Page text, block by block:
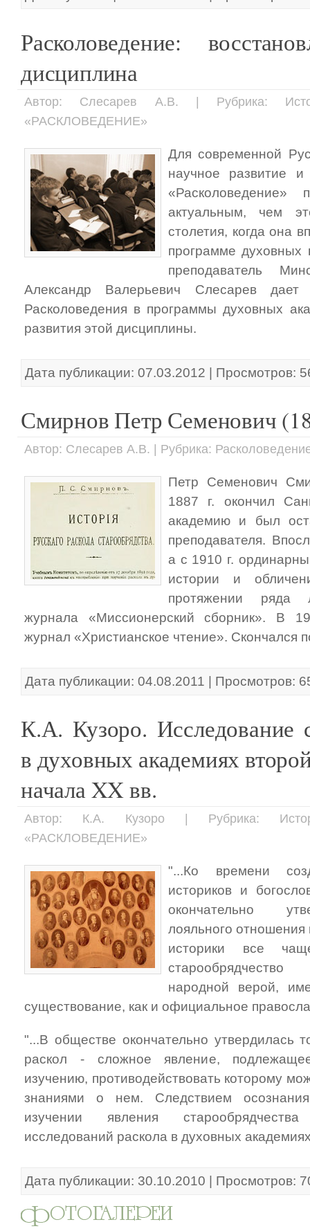
Расколоведение:
дисциплина
Автор: Слесарев А.В. | Рубрика:
«РАСКЛОВЕДЕНИЕ»
Для современной
научное развитие
«Расколоведение»
актуальным, чем
столетия, когда она
программе духовных
преподаватель
Александр Валерьевич Слесарев
Расколоведения в программы духовных
развития этой дисциплины.
Дата публикации: 07.03.2012 | Просмотров:
Смирнов Петр Семенович
Автор: Слесарев А.В. | Рубрика:
Петр Семенович
1887 г. окончил
академию и был
преподавателя.
а с 1910 г.
истории и
протяжении ряда
журнала «Миссионерский сборник». В
журнал «Христианское чтение». Скончался
Дата публикации: 04.08.2011 | Просмотров:
К.А. Кузоро. Исследование
в духовных академиях
начала XX вв.
Автор: К.А. Кузоро | Рубрика:
«РАСКЛОВЕДЕНИЕ»
"...Ко времени
историков и
окончательно
лояльного
историки все
народной верой,
существование, как и официальное
"...В обществе окончательно утвердилась
раскол - сложное явление,
изучению, противодействовать которому
знаниями о нем. Следствием
изучении явления
исследований раскола в духовных
Дата публикации: 30.10.2010 | Просмотров: